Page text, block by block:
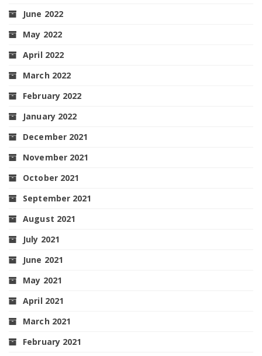
June 2022
May 2022
April 2022
March 2022
February 2022
January 2022
December 2021
November 2021
October 2021
September 2021
August 2021
July 2021
June 2021
May 2021
April 2021
March 2021
February 2021